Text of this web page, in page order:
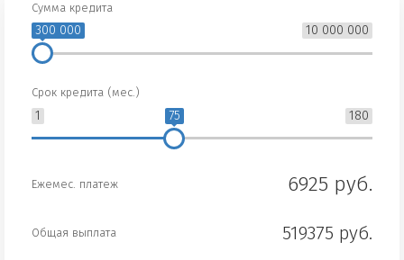
Сумма кредита
10 000 000
300 000
Срок кредита (мес.)
1 180
75
Ежемес. платеж 6925 руб.
Общая выплата 519375 руб.